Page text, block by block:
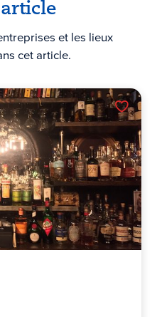
et les lieux
cet article.